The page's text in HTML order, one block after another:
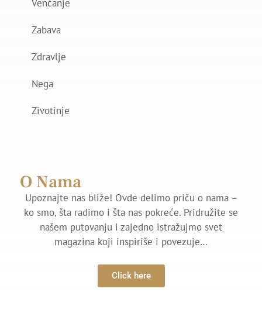
Venčanje
Zabava
Zdravlje
Nega
Zivotinje
O Nama
Upoznajte nas bliže! Ovde delimo priču o nama –
ko smo, šta radimo i šta nas pokreće. Pridružite se
našem putovanju i zajedno istražujmo svet
magazina koji inspiriše i povezuje…
Click here